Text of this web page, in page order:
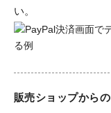
い。
販売ショップから